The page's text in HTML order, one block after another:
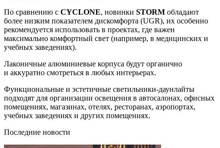
По сравнению с CYCLONE, новинки STORM обладают
более низким показателем дискомфорта (UGR), их особенно
рекомендуется использовать в проектах, где важен
максимально комфортный свет (например, в медицинских и
учебных заведениях).
Лаконичные алюминиевые корпуса будут органично
и аккуратно смотреться в любых интерьерах.
Функциональные и эстетичные светильники-даунлайты
подходят для организации освещения в автосалонах, офисных
помещениях, магазинах, отелях, ресторанах, аэропортах,
учебных заведениях и других помещениях.
Последние новости